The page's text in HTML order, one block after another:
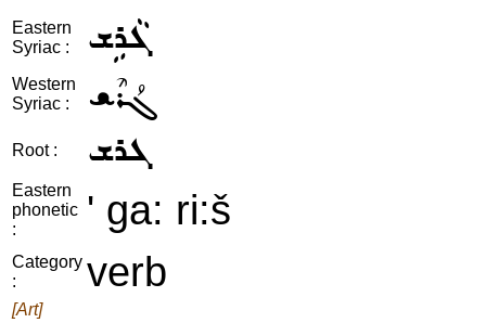
Eastern
Syriac :
ܓܵܪܹܫ
Western
Syriac :
ܓܳܪܶܫ
Root : ܓܪܫ
Eastern
phonetic
:
' ga: ri:š
Category
:
verb
[Art]